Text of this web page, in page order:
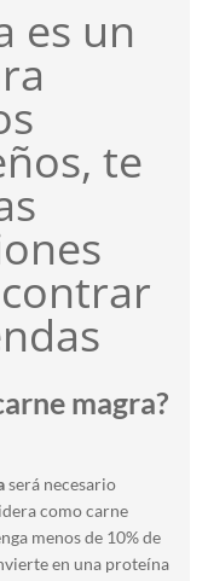
carne
magraes un
te
magra?
será necesario
como carne
menos de 10% de
en una proteína